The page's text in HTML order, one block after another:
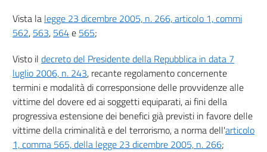
Vista la legge 23 dicembre 2005, n. 266, articolo 1, commi
562, 563, 564e 565;
Visto il decreto del Presidente della Repubblica in data 7
luglio 2006, n. 243, recante regolamento concernente
termini e modalità di corresponsione delle provvidenze alle
vittime del dovere ed ai soggetti equiparati, ai fini della
progressiva estensione dei benefici già previsti in favore delle
vittime della criminalità e del terrorismo, a norma dell'articolo
1, comma 565, della legge 23 dicembre 2005, n. 266;